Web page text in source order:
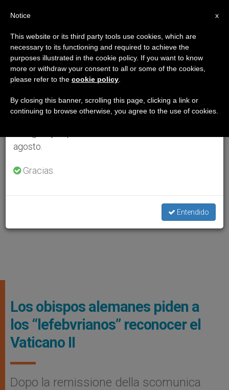
Los obispos alemanes piden a
los “lefebvrianos” reconocer el
Vaticano II
Dopo la remissione della scomunica
×
Aviso importante
Del 27 de julio al 7 de agosto haremos la pausa
anual, aprovechando que en el periodo de verano
se generan menos informaciones y también el
agosto.
Gracias.
Entendido
x
Notice
This website or its third party tools use cookies, which are
necessary to its functioning and required to achieve the
purposes illustrated in the cookie policy. If you want to know
more or withdraw your consent to all or some of the cookies,
please refer to the cookie policy
By closing this banner, scrolling this page, clicking a link or
continuing to browse otherwise, you agree to the use of cookies.